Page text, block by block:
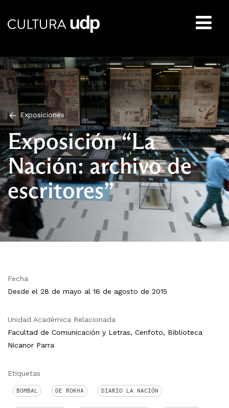
Exposiciones
Exposición “La
Nación: archivo de
escritores”
Fecha
Desde el 28 de mayo al 16 de agosto de 2015
Unidad Académica Relacionada
Facultad de Comunicación y Letras, Cenfoto, Biblioteca
Nicanor Parra
Etiquetas
BOMBAL DE ROKHA DIARIO LA NACIÓN